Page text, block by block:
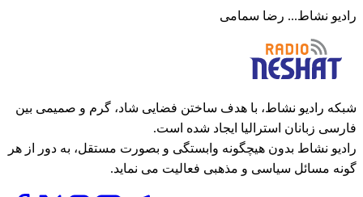
رادیو نشاط... رضا سمامی
شبکه رادیو نشاط، با هدف ساختن فضایی شاد، گرم و صمیمی بین
فارسی زبانان استرالیا ایجاد شده است.
رادیو نشاط بدون هیچگونه وابستگی و بصورت مستقل، به دور از هر
گونه مسائل سیاسی و مذهبی فعالیت می نماید.